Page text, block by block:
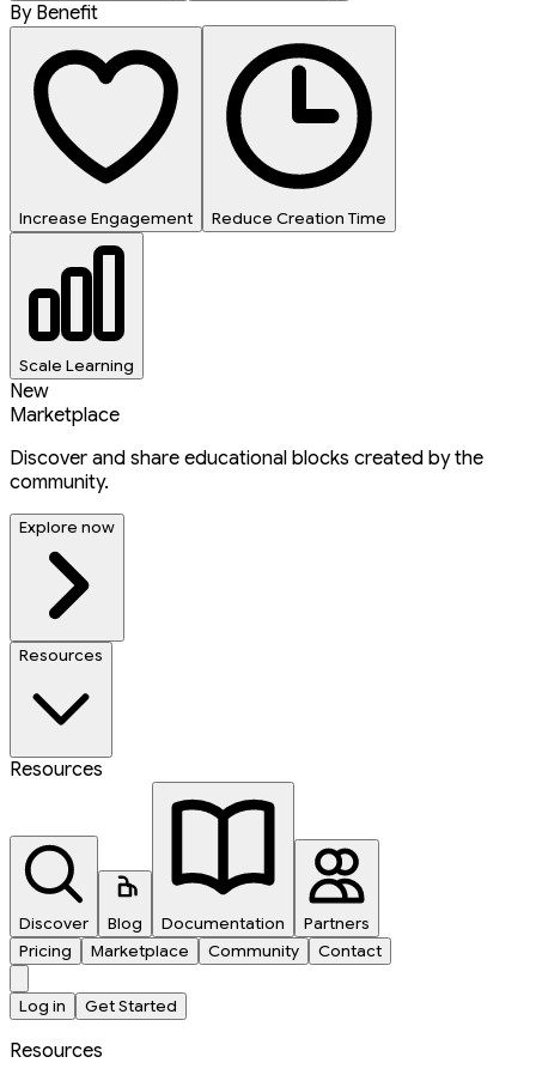
By Benefit
Increase Engagement Reduce Creation Time
Scale Learning
New
Marketplace
Discover and share educational blocks created by the
community.
Explore now
Resources
Resources
Discover Blog Documentation
Partners
Pricing
Marketplace Community Contact
Log in Get Started
Resources